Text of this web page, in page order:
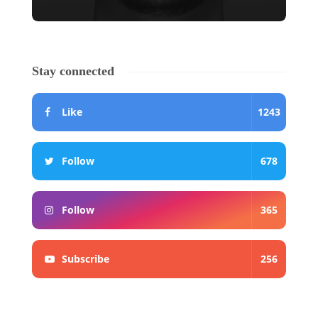
Stay connected
Like 1243
Follow 678
Follow 365
Subscribe 256